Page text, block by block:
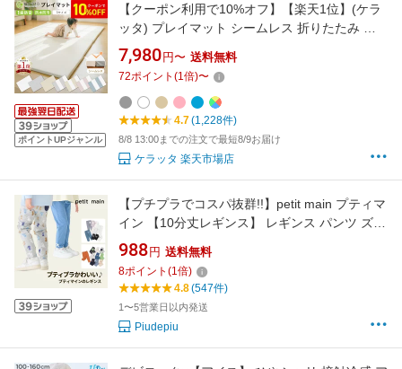
ポイントUPジャンル
【クーポン利用で10%オフ】【楽天1位】(ケラ
ッタ) プレイマット シームレス 折りたたみ ベ
ビー 厚手 防水 赤ちゃん 防音 200 140 160 120
ベビーマット クッションマット マット 出産祝
い グレー ホワイト ピンク ベージュ ブルー
7,980 円〜 送料無料
72ポイント (1倍)〜
4.7(1,228件)
8/8 13:00までの注文で最短8/9お届け
ケラッタ 楽天市場店
【プチプラでコスパ抜群!!】petit main プティマ
イン 【10分丈レギンス】 レギンス パンツ ズボ
ン ボトムス 無地 総柄 かわいい カラバリ プチ
プラ 女の子 男の子 通園 通学 新学期
988 円 送料無料
8ポイント (1倍)
4.8(547件)
1〜5営業日以内発送
Piudepiu